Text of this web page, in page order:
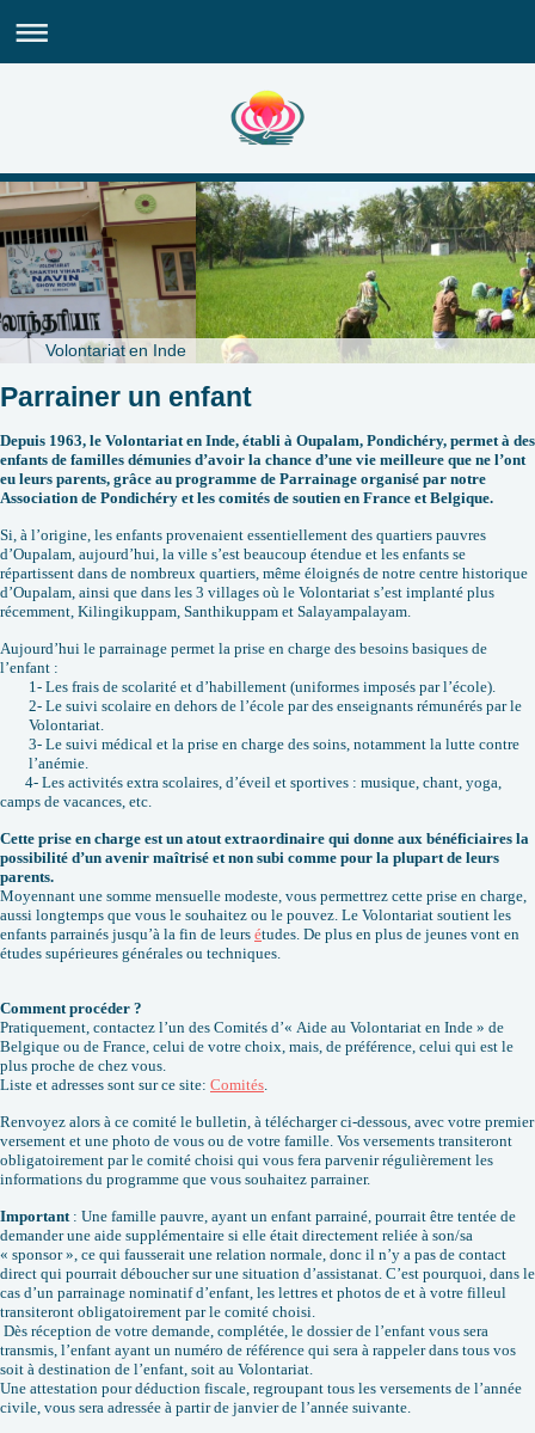
Volontariat en Inde
Parrainer un enfant
Depuis 1963, le Volontariat en Inde, établi à Oupalam, Pondichéry, permet à des
enfants de familles démunies d’avoir la chance d’une vie meilleure que ne l’ont
eu leurs parents, grâce au programme de Parrainage organisé par notre
Association de Pondichéry et les comités de soutien en France et Belgique.
Si, à l’origine, les enfants provenaient essentiellement des quartiers pauvres
d’Oupalam, aujourd’hui, la ville s’est beaucoup étendue et les enfants se
répartissent dans de nombreux quartiers, même éloignés de notre centre historique
d’Oupalam, ainsi que dans les 3 villages où le Volontariat s’est implanté plus
récemment, Kilingikuppam, Santhikuppam et Salayampalayam.
Aujourd’hui le parrainage permet la prise en charge des besoins basiques de
l’enfant :
1- Les frais de scolarité et d’habillement (uniformes imposés par l’école).
2- Le suivi scolaire en dehors de l’école par des enseignants rémunérés par le
Volontariat.
3- Le suivi médical et la prise en charge des soins, notamment la lutte contre
l’anémie.
4- Les activités extra scolaires, d’éveil et sportives : musique, chant, yoga,
camps de vacances, etc.
Cette prise en charge est un atout extraordinaire qui donne aux bénéficiaires la
possibilité d’un avenir maîtrisé et non subi comme pour la plupart de leurs
parents.
Moyennant une somme mensuelle modeste, vous permettrez cette prise en charge,
aussi longtemps que vous le souhaitez ou le pouvez. Le Volontariat soutient les
enfants parrainés jusqu’à la fin de leurs études. De plus en plus de jeunes vont en
études supérieures générales ou techniques.
Comment procéder ?
Pratiquement, contactez l’un des Comités d’« Aide au Volontariat en Inde » de
Belgique ou de France, celui de votre choix, mais, de préférence, celui qui est le
plus proche de chez vous.
Liste et adresses sont sur ce site: Comités
Renvoyez alors à ce comité le bulletin, à télécharger ci-dessous, avec votre premier
versement et une photo de vous ou de votre famille. Vos versements transiteront
obligatoirement par le comité choisi qui vous fera parvenir régulièrement les
informations du programme que vous souhaitez parrainer.
Important : Une famille pauvre, ayant un enfant parrainé, pourrait être tentée de
demander une aide supplémentaire si elle était directement reliée à son/sa
« sponsor », ce qui fausserait une relation normale, donc il n’y a pas de contact
direct qui pourrait déboucher sur une situation d’assistanat. C’est pourquoi, dans le
cas d’un parrainage nominatif d’enfant, les lettres et photos de et à votre filleul
transiteront obligatoirement par le comité choisi.
Dès réception de votre demande, complétée, le dossier de l’enfant vous sera
transmis, l’enfant ayant un numéro de référence qui sera à rappeler dans tous vos
soit à destination de l’enfant, soit au Volontariat.
Une attestation pour déduction fiscale, regroupant tous les versements de l’année
civile, vous sera adressée à partir de janvier de l’année suivante.